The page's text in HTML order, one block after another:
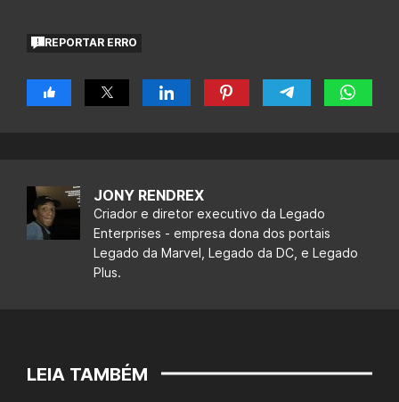
REPORTAR ERRO
JONY RENDREX
Criador e diretor executivo da Legado
Enterprises - empresa dona dos portais
Legado da Marvel, Legado da DC, e Legado
Plus.
LEIA TAMBÉM